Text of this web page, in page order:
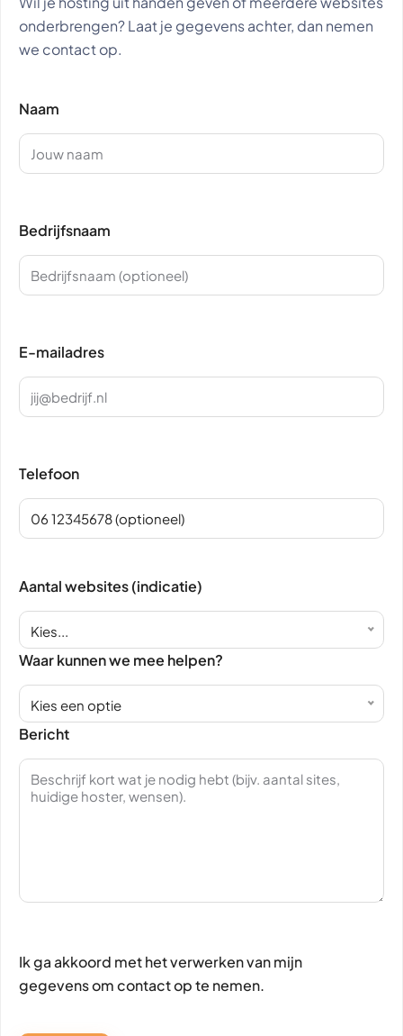
onderbrengen? Laat je gegevens achter, dan nemen
we contact op.
Naam
Bedrijfsnaam
E-mailadres
Telefoon
Aantal websites (indicatie)
Kies...
Waar kunnen we mee helpen?
Kies een optie
Bericht
Ik ga akkoord met het verwerken van mijn
gegevens om contact op te nemen.